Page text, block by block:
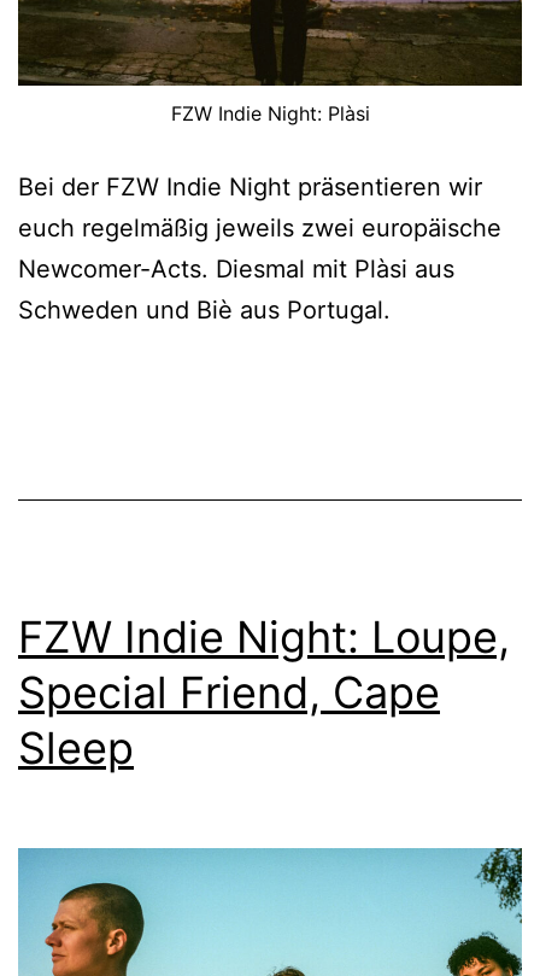
FZW Indie Night: Plàsi
Bei der FZW Indie Night präsentieren wir
euch regelmäßig jeweils zwei europäische
Newcomer-Acts. Diesmal mit Plàsi aus
Schweden und Biè aus Portugal.
FZW Indie Night: Loupe,
Special Friend, Cape
Sleep